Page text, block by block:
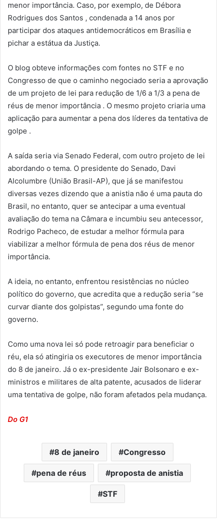
menor importância. Caso, por exemplo, de Débora
Rodrigues dos Santos , condenada a 14 anos por
participar dos ataques antidemocráticos em Brasília e
pichar a estátua da Justiça.
O blog obteve informações com fontes no STF e no
Congresso de que o caminho negociado seria a aprovação
de um projeto de lei para redução de 1/6 a 1/3 a pena de
réus de menor importância . O mesmo projeto criaria uma
aplicação para aumentar a pena dos líderes da tentativa de
golpe .
A saída seria via Senado Federal, com outro projeto de lei
abordando o tema. O presidente do Senado, Davi
Alcolumbre (União Brasil-AP), que já se manifestou
diversas vezes dizendo que a anistia não é uma pauta do
Brasil, no entanto, quer se antecipar a uma eventual
avaliação do tema na Câmara e incumbiu seu antecessor,
Rodrigo Pacheco, de estudar a melhor fórmula para
viabilizar a melhor fórmula de pena dos réus de menor
importância.
A ideia, no entanto, enfrentou resistências no núcleo
político do governo, que acredita que a redução seria “se
curvar diante dos golpistas”, segundo uma fonte do
governo.
Como uma nova lei só pode retroagir para beneficiar o
réu, ela só atingiria os executores de menor importância
do 8 de janeiro. Já o ex-presidente Jair Bolsonaro e ex-
ministros e militares de alta patente, acusados de liderar
uma tentativa de golpe, não foram afetados pela mudança.
Do G1
8 de janeiro Congresso
pena de réus proposta de anistia
STF